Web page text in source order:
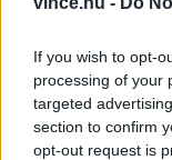
If you wish to opt-
processing of your
targeted
section to confirm
opt-out request is
ÜNNEPELJÜK
FEBRUÁR 17-
TIERRA